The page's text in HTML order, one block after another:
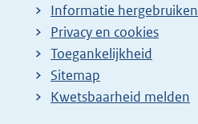
Informatie hergebruiken
Privacy en cookies
Toegankelijkheid
Sitemap
E
Kwetsbaarheid melden